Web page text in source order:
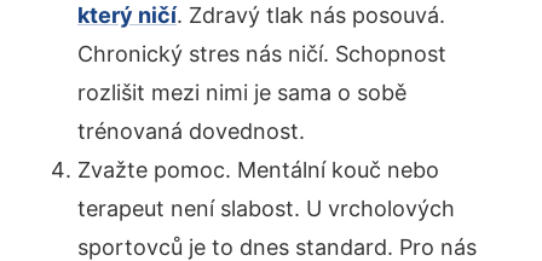
který ničí. Zdravý tlak nás posouvá.
Chronický stres nás ničí. Schopnost
rozlišit mezi nimi je sama o sobě
trénovaná dovednost.
Zvažte pomoc. Mentální kouč nebo
terapeut není slabost. U vrcholových
sportovců je to dnes standard. Pro nás